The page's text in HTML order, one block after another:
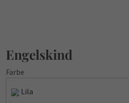
Engelskind
Farbe
Lila